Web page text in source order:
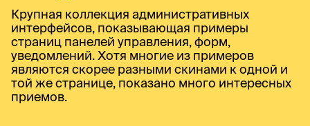
Крупная коллекция административных
интерфейсов, показывающая примеры
страниц панелей управления, форм,
уведомлений. Хотя многие из примеров
являются скорее разными скинами к одной и
той же странице, показано много интересных
приемов.